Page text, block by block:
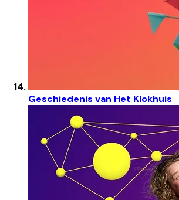
Geschiedenis van Het Klokhuis